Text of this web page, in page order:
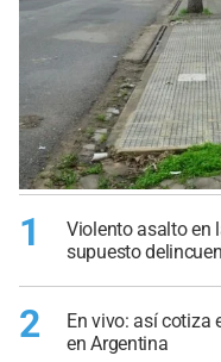
1
Violento asalto en
supuesto
2
En vivo: así cotiza
en Argentina